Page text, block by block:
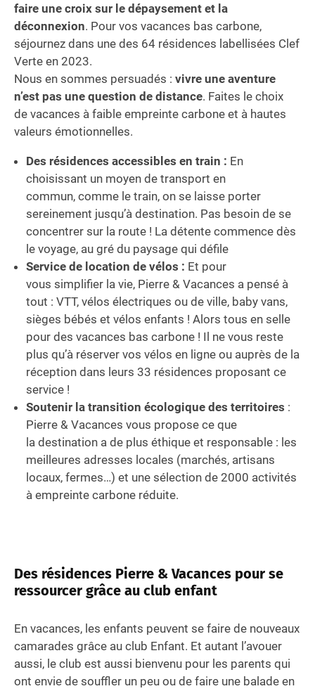
faire une croix sur le dépaysement et la
déconnexion. Pour vos vacances bas carbone,
séjournez dans une des 64 résidences labellisées Clef
Verte en 2023. ​
Nous en sommes persuadés : vivre une aventure
n’est pas une question de distance. Faites le choix
de vacances à faible empreinte carbone et à hautes
valeurs émotionnelles.​
Des résidences accessibles en train : En
choisissant un moyen de transport en
commun, comme le train, on se laisse porter
sereinement jusqu’à destination. Pas besoin de se
concentrer sur la route ! La détente commence dès
le voyage, au gré du paysage qui défile
Service de location de vélos : Et pour
vous simplifier la vie, Pierre & Vacances a pensé à
tout : VTT, vélos électriques ou de ville, baby vans,
sièges bébés et vélos enfants ! Alors tous en selle
pour des vacances bas carbone ! Il ne vous reste
plus qu’à réserver vos vélos en ligne ou auprès de la
réception dans leurs 33 résidences proposant ce
service !
Soutenir la transition écologique des territoires :
Pierre & Vacances vous propose ce que
la destination a de plus éthique et responsable : les
meilleures adresses locales (marchés, artisans
locaux, fermes…) et une sélection de 2000 activités
à empreinte carbone réduite. ​
Des résidences Pierre & Vacances pour se
ressourcer grâce au club enfant
En vacances, les enfants peuvent se faire de nouveaux
camarades grâce au club Enfant. Et autant l’avouer
aussi, le club est aussi bienvenu pour les parents qui
ont envie de souffler un peu ou de faire une balade en